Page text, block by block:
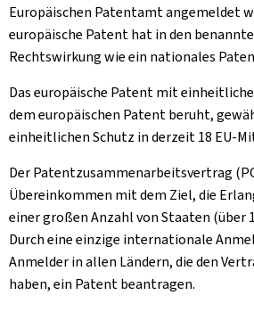
Europäischen Patentamt angemeldet
europäische Patent hat in den
Rechtswirkung wie ein nationales
Das europäische Patent mit
dem europäischen Patent beruht,
einheitlichen Schutz in derzeit 18 EU-
Der Patentzusammenarbeitsvertrag
Übereinkommen mit dem Ziel, die
einer großen Anzahl von Staaten (über
Durch eine einzige internationale
Anmelder in allen Ländern, die den
haben, ein Patent beantragen.